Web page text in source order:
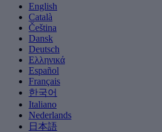
English
Català
Čeština
Dansk
Deutsch
Ελληνικά
Español
Français
한국어
Italiano
Nederlands
日本語